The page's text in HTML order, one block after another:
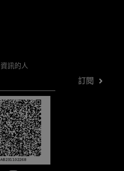
訊的人
訂閱